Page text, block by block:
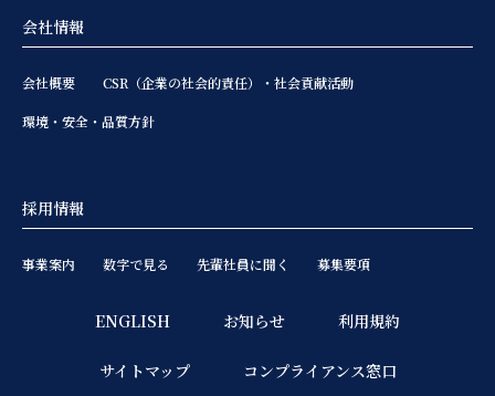
会社情報
会社概要 CSR（企業の社会的責任）・社会貢献活動
環境・安全・品質方針
採用情報
事業案内 数字で見る 先輩社員に聞く 募集要項
ENGLISH お知らせ 利用規約
サイトマップ コンプライアンス窓口